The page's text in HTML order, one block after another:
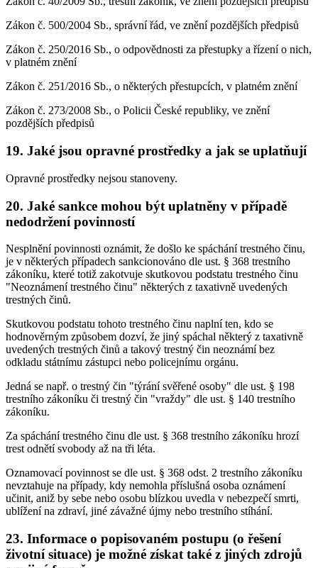
Zákon č. 500/2004 Sb., správní řád, ve znění pozdějších předpisů
Zákon č. 250/2016 Sb., o odpovědnosti za přestupky a řízení o nich,
v platném znění
Zákon č. 251/2016 Sb., o některých přestupcích, v platném znění
Zákon č. 273/2008 Sb., o Policii České republiky, ve znění
pozdějších předpisů
19. Jaké jsou opravné prostředky a jak se uplatňují
Opravné prostředky nejsou stanoveny.
20. Jaké sankce mohou být uplatněny v případě
nedodržení povinností
Nesplnění povinnosti oznámit, že došlo ke spáchání trestného činu,
je v některých případech sankcionováno dle ust. § 368 trestního
zákoníku, které totiž zakotvuje skutkovou podstatu trestného činu
"Neoznámení trestného činu" některých z taxativně uvedených
trestných činů.
Skutkovou podstatu tohoto trestného činu naplní ten, kdo se
hodnověrným způsobem dozví, že jiný spáchal některý z taxativně
uvedených trestných činů a takový trestný čin neoznámí bez
odkladu státnímu zástupci nebo policejnímu orgánu.
Jedná se např. o trestný čin "týrání svěřené osoby" dle ust. § 198
trestního zákoníku či trestný čin "vraždy" dle ust. § 140 trestního
zákoníku.
Za spáchání trestného činu dle ust. § 368 trestního zákoníku hrozí
trest odnětí svobody až na tři léta.
Oznamovací povinnost se dle ust. § 368 odst. 2 trestního zákoníku
nevztahuje na případy, kdy nemohla příslušná osoba oznámení
učinit, aniž by sebe nebo osobu blízkou uvedla v nebezpečí smrti,
ublížení na zdraví, jiné závažné újmy nebo trestního stíhání.
23. Informace o popisovaném postupu (o řešení
životní situace) je možné získat také z jiných zdrojů